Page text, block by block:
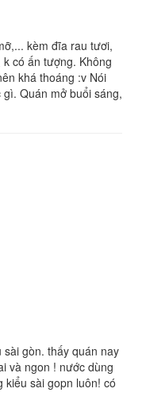
kèm đĩa rau tươi,
có ấn tượng. Không
khá thoáng :v Nói
Quán mở buổi sáng,
gòn. thấy quán nay
và ngon ! nước dùng
kiểu sài gopn luôn! có